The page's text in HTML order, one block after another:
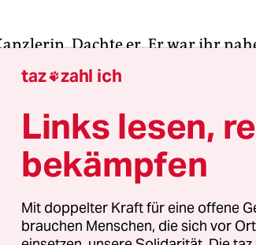
Dachte er. Er war ihr
Er hatte sie angefasst. Er
Immer wieder. So lange,
der Macht – er, Andi Wainald, war
hatte.
ein Qual. Sie könne doch mit
die Merkel gesagt. Immer
taz zahl ich
Links lesen,
bekämpfen
Mit doppelter Kraft für eine offene
brauchen Menschen, die sich vor